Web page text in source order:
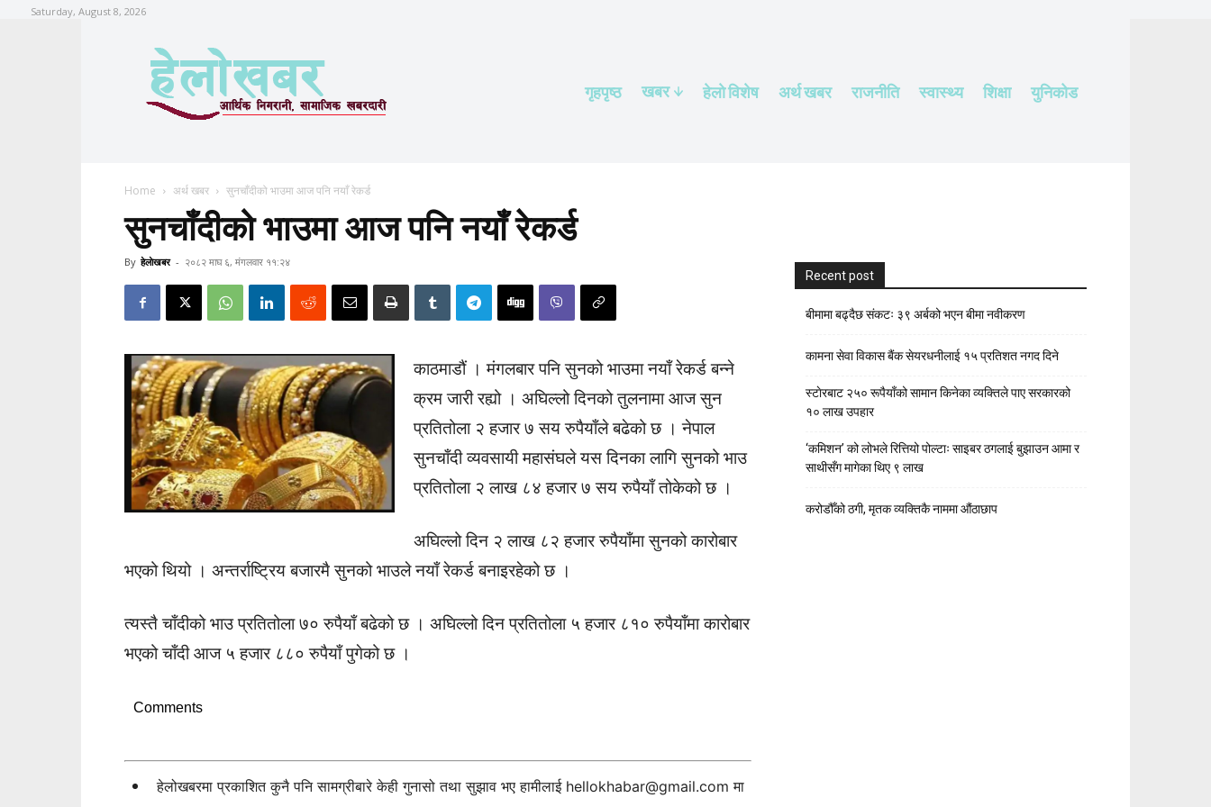
Saturday, August 8, 2026
गृहपृष्ठ खबर हेलाे विशेष अर्थ खबर राजनीति स्वास्थ्य शिक्षा युनिकोड
Home अर्थ खबर सुनचाँदीको भाउमा आज पनि नयाँ रेकर्ड
सुनचाँदीको भाउमा आज पनि नयाँ रेकर्ड
By हेलाेखबर - २०८२ माघ ६, मंगलवार ११:२४
काठमाडौं । मंगलबार पनि सुनको भाउमा नयाँ रेकर्ड बन्ने
क्रम जारी रह्यो । अघिल्लो दिनको तुलनामा आज सुन
प्रतितोला २ हजार ७ सय रुपैयाँले बढेको छ । नेपाल
सुनचाँदी व्यवसायी महासंघले यस दिनका लागि सुनको भाउ
प्रतितोला २ लाख ८४ हजार ७ सय रुपैयाँ तोकेको छ ।
अघिल्लो दिन २ लाख ८२ हजार रुपैयाँमा सुनको कारोबार
भएको थियो । अन्तर्राष्ट्रिय बजारमै सुनको भाउले नयाँ रेकर्ड बनाइरहेको छ ।
त्यस्तै चाँदीको भाउ प्रतितोला ७० रुपैयाँ बढेको छ । अघिल्लो दिन प्रतितोला ५ हजार ८१० रुपैयाँमा कारोबार
भएको चाँदी आज ५ हजार ८८० रुपैयाँ पुगेको छ ।
Comments
हेलोखबरमा प्रकाशित कुनै पनि सामग्रीबारे केही गुनासो तथा सुझाव भए हामीलाई hellokhabar@gmail.com मा
Recent post
बीमामा बढ्दैछ संकटः ३९ अर्बको भएन बीमा नवीकरण
कामना सेवा विकास बैंक सेयरधनीलाई १५ प्रतिशत नगद दिने
स्टाेरबाट २५० रूपैयाँको सामान किनेका व्यक्तिले पाए सरकारको
१० लाख उपहार
‘कमिशन’ को लोभले रित्तियो पोल्टाः साइबर ठगलाई बुझाउन आमा र
साथीसँग मागेका थिए ९ लाख
करोडौँको ठगी, मृतक व्यक्तिकै नाममा औंठाछाप